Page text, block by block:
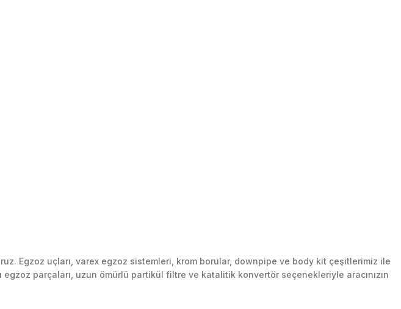
Egzoz uçları, varex egzoz sistemleri, krom borular, downpipe ve body kit çeşitlerimiz ile
parçaları, uzun ömürlü partikül filtre ve katalitik konvertör seçenekleriyle aracınızın